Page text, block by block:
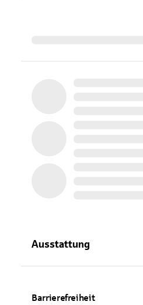
Ausstattung
Barrierefreiheit